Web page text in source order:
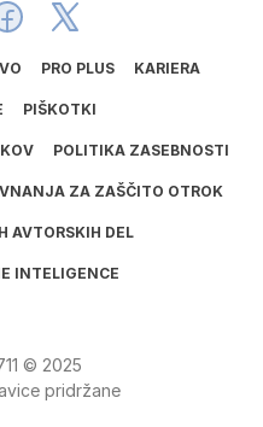
PRO PLUS KARIERA
PIŠKOTKI
POLITIKA ZASEBNOSTI
ZA ZAŠČITO OTROK
AVTORSKIH DEL
INTELIGENCE
© 2025
pridržane